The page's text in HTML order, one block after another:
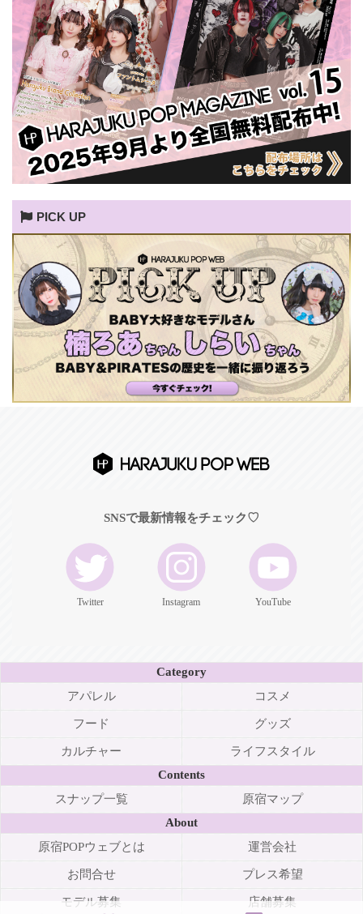
PICK UP
SNSで最新情報をチェック♡
Twitter Instagram YouTube
Category
アパレル
コスメ
フード グッズ
カルチャー
ライフスタイル
Contents
スナップ一覧
原宿マップ
About
原宿POPウェブとは
運営会社
お問合せ プレス希望
モデル募集 店舗募集